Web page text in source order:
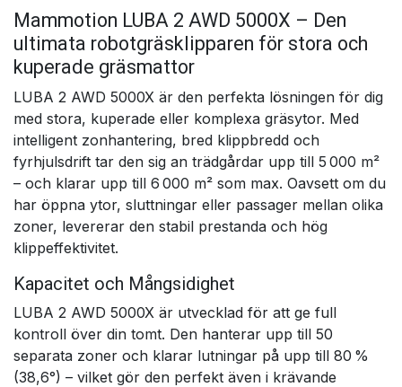
Mammotion LUBA 2 AWD 5000X – Den
ultimata robotgräsklipparen för stora och
kuperade gräsmattor
LUBA 2 AWD 5000X är den perfekta lösningen för dig
med stora, kuperade eller komplexa gräsytor. Med
intelligent zonhantering, bred klippbredd och
fyrhjulsdrift tar den sig an trädgårdar upp till 5 000 m²
– och klarar upp till 6 000 m² som max. Oavsett om du
har öppna ytor, sluttningar eller passager mellan olika
zoner, levererar den stabil prestanda och hög
klippeffektivitet.
Kapacitet och Mångsidighet
LUBA 2 AWD 5000X är utvecklad för att ge full
kontroll över din tomt. Den hanterar upp till 50
separata zoner och klarar lutningar på upp till 80 %
(38,6°) – vilket gör den perfekt även i krävande